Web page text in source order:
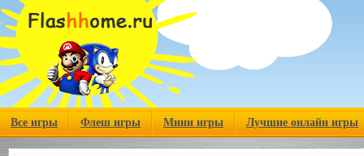
Все игры Флеш игры Мини игры Лучшие онлайн игры